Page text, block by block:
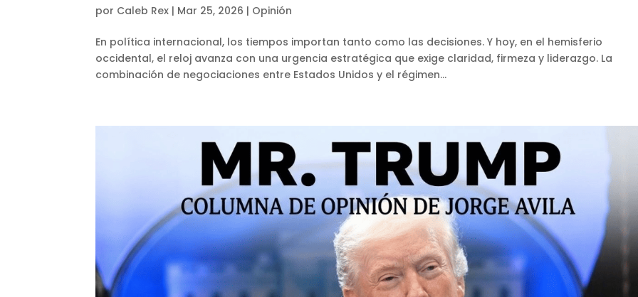
por Caleb Rex | Mar 25, 2026 | Opinión
En política internacional, los tiempos importan tanto como las decisiones. Y hoy, en el hemisferio
occidental, el reloj avanza con una urgencia estratégica que exige claridad, firmeza y liderazgo. La
combinación de negociaciones entre Estados Unidos y el régimen...